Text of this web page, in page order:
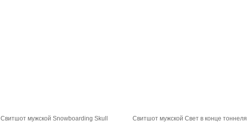
Свитшот мужской Snowboarding Skull Свитшот мужской Свет в конце тоннеля